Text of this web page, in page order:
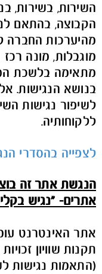
השירות, בשירות,
הקבוצה, בהתאם
מהיערכות החברה
מוגבלות, מונה
מתאימה בלשכת
בנושא הנגישות.
לשיפור נגישות
ללקוחותיה.
לצפייה בהסדרי
הנגשת אתר זה
אתרים- "נגיש
אתר האינטרנט
תקנות שוויון
(התאמות נגישות